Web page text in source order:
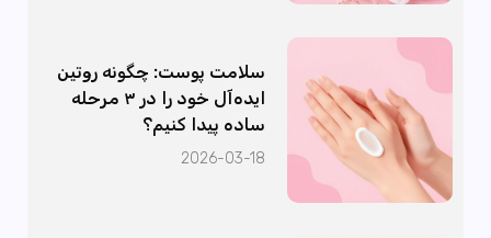
سلامت پوست: چگونه روتین
ایده‌آل خود را در ۳ مرحله
ساده پیدا کنیم؟
2026-03-18